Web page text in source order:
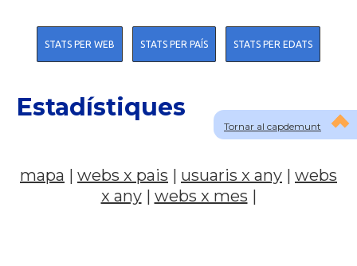
Tornar al capdemunt
STATS PER WEB STATS PER PAÍS STATS PER EDATS
Estadístiques
mapa | webs x pais | usuaris x any | webs
x any| webs x mes |